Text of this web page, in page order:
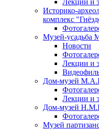
Лекции и
Историко-
комплекс
Музей-усадьба
Новости
Лекции и
Дом-музей
Лекции и
Дом-музей
Музей